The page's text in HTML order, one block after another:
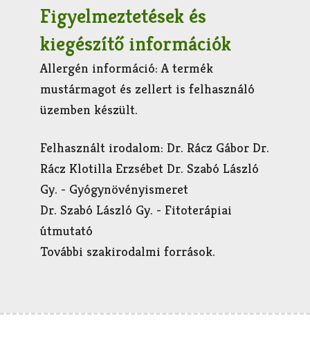
Figyelmeztetések és
kiegészítő információk
Allergén információ: A termék
mustármagot és zellert is felhasználó
üzemben készült.
Felhasznált irodalom: Dr. Rácz Gábor Dr.
Rácz Klotilla Erzsébet Dr. Szabó László
Gy. - Gyógynövényismeret
Dr. Szabó László Gy. - Fitoterápiai
útmutató
További szakirodalmi források.